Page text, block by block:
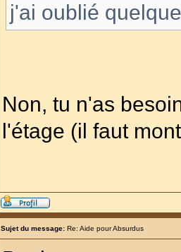
j'ai oublié
Non, tu n'as
l'étage (il faut
Sujet du message: Re: Aide pour Absurdus